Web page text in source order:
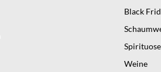
Black
Weine